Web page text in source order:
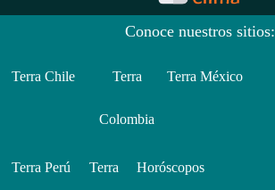
Conoce nuestros sitios:
Terra Chile Terra
Colombia
Terra México
Terra Perú Terra Horóscopos